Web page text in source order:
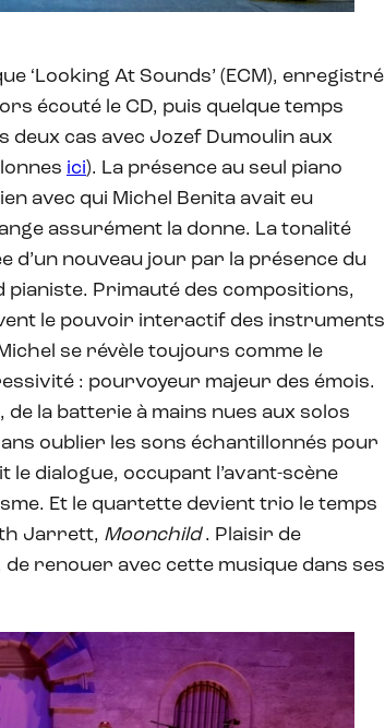
‘Looking At Sounds’ (ECM), enregistré
écouté le CD, puis quelque temps
cas avec Jozef Dumoulin aux
ici). La présence au seul piano
avec qui Michel Benita avait eu
assurément la donne. La tonalité
d’un nouveau jour par la présence du
pianiste. Primauté des compositions,
le pouvoir interactif des instruments
se révèle toujours comme le
: pourvoyeur majeur des émois.
la batterie à mains nues aux solos
oublier les sons échantillonnés pour
dialogue, occupant l’avant-scène
Et le quartette devient trio le temps
Jarrett, Moonchild. Plaisir de
renouer avec cette musique dans ses